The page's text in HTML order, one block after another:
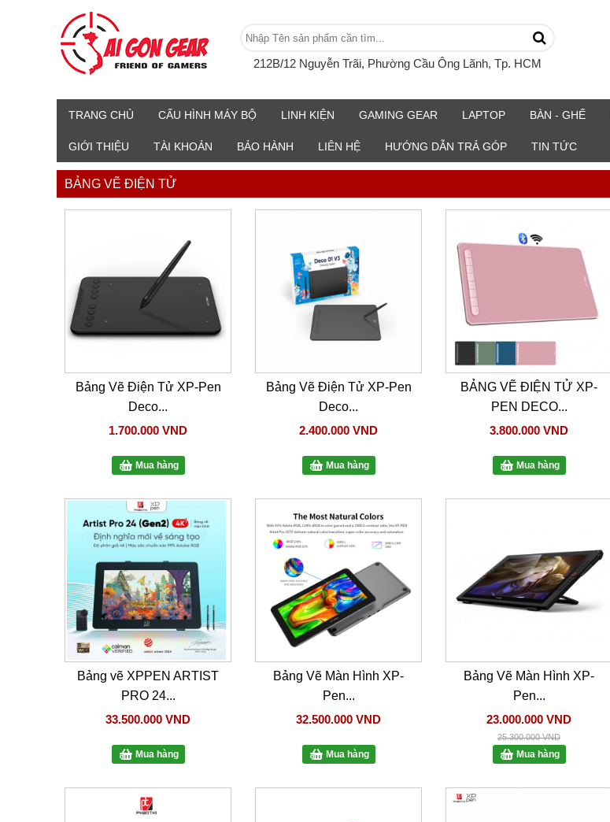
212B/12 Nguyễn Trãi, Phường Cầu Ông Lãnh, Tp. HCM
TRANG CHỦ CẤU HÌNH MÁY BỘ LINH KIỆN GAMING GEAR LAPTOP BÀN - GHẾ
GIỚI THIỆU TÀI KHOẢN BẢO HÀNH LIÊN HỆ HƯỚNG DẪN TRẢ GÓP TIN TỨC
BẢNG VẼ ĐIỆN TỬ
Bảng Vẽ Điện Tử XP-Pen
Deco...
1.700.000 VND
Mua hàng
Bảng Vẽ Điện Tử XP-Pen
Deco...
2.400.000 VND
Mua hàng
BẢNG VẼ ĐIỆN TỬ XP-
PEN DECO...
3.800.000 VND
Mua hàng
Bảng vẽ XPPEN ARTIST
PRO 24...
33.500.000 VND
Mua hàng
Bảng Vẽ Màn Hình XP-
Pen...
32.500.000 VND
Mua hàng
Bảng Vẽ Màn Hình XP-
Pen...
23.000.000 VND
25.300.000 VND
Mua hàng